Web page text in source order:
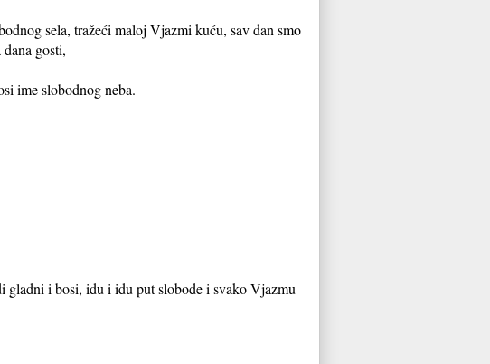
sela, tražeći maloj Vjazmi kuću, sav dan smo
gosti,
ime slobodnog neba.
gladni i bosi, idu i idu put slobode i svako Vjazmu